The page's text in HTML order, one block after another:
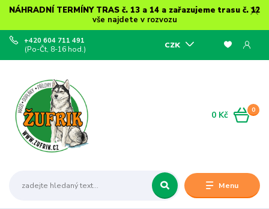
NÁHRADNÍ TERMÍNY TRAS č. 13 a 14 a zařazujeme trasu č. 12
vše najdete v rozvozu
Menu
CZK
+420 604 711 491
(Po-Čt, 8-16 hod.)
0
0 Kč